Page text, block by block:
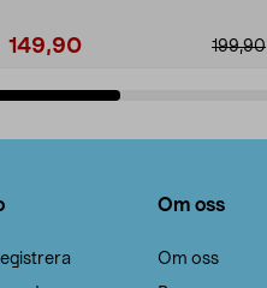
199,90
149,90
Om oss
Om oss